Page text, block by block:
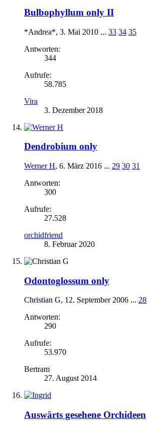
Bulbophyllum only II
*Andrea*, 3. Mai 2010 ... 33 34 35
Antworten:
344
Aufrufe:
58.785
Vira
3. Dezember 2018
Dendrobium only
Werner H, 6. März 2016 ... 29 30 31
Antworten:
300
Aufrufe:
27.528
orchidfriend
8. Februar 2020
Odontoglossum only
Christian G, 12. September 2006 ... 28
Antworten:
290
Aufrufe:
53.970
Bertram
27. August 2014
Auswärts gesehene Orchideen